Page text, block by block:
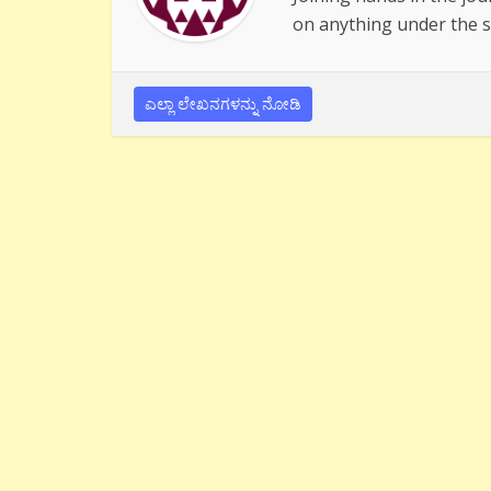
on anything under the
ಎಲ್ಲಾ ಲೇಖನಗಳನ್ನು ನೋಡಿ